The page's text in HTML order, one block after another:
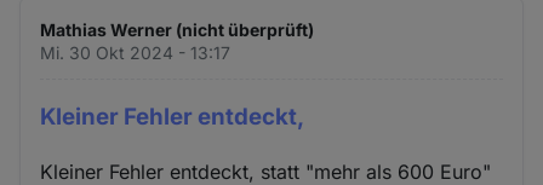
Mathias Werner (nicht überprüft)
Mi. 30 Okt 2024 - 13:17
Kleiner Fehler entdeckt,
Kleiner Fehler entdeckt, statt "mehr als 600 Euro"